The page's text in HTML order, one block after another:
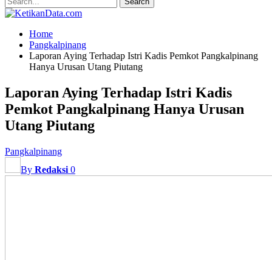
Home
Pangkalpinang
Laporan Aying Terhadap Istri Kadis Pemkot Pangkalpinang
Hanya Urusan Utang Piutang
Laporan Aying Terhadap Istri Kadis
Pemkot Pangkalpinang Hanya Urusan
Utang Piutang
Pangkalpinang
By Redaksi 0